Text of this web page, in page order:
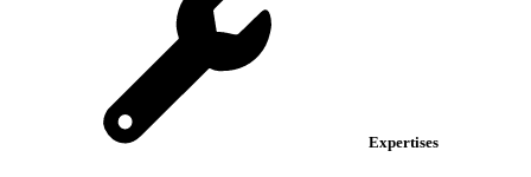
Expertises